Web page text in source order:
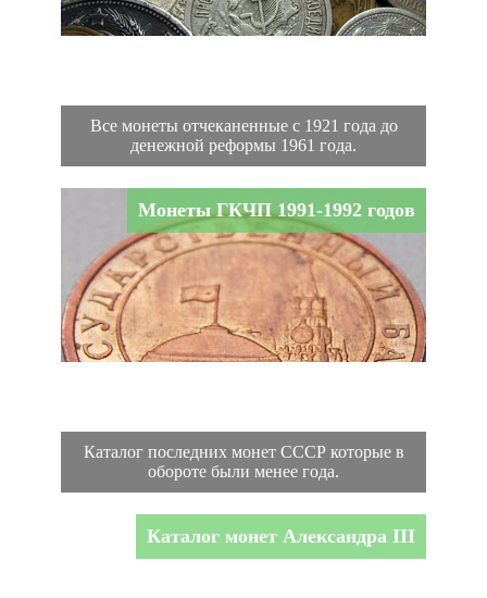
Все монеты отчеканенные с 1921 года до
денежной реформы 1961 года.
Монеты ГКЧП 1991-1992 годов
Каталог последних монет СССР которые в
обороте были менее года.
Каталог монет Александра III